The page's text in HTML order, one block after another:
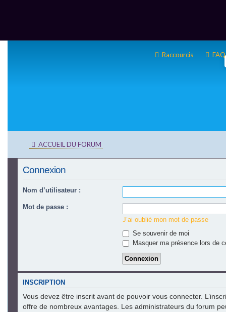
Raccourcis FAQ
ACCUEIL DU FORUM
Connexion
Nom d’utilisateur :
Mot de passe :
J’ai oublié mon mot de passe
Se souvenir de moi
Masquer ma présence lors de
INSCRIPTION
Vous devez être inscrit avant de pouvoir vous connecter.
offre de nombreux avantages. Les administrateurs du forum